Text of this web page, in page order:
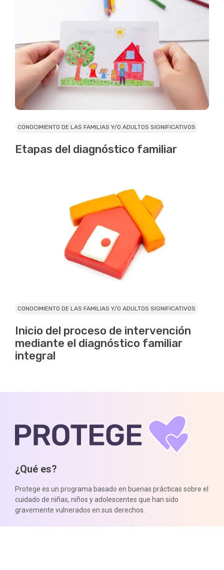
CONOCIMIENTO DE LAS FAMILIAS Y/O ADULTOS SIGNIFICATIVOS
Etapas del diagnóstico familiar
CONOCIMIENTO DE LAS FAMILIAS Y/O ADULTOS SIGNIFICATIVOS
Inicio del proceso de intervención
mediante el diagnóstico familiar
integral
¿Qué es?
Protege es un programa basado en buenas prácticas sobre el
cuidado de niñas, niños y adolescentes que han sido
gravemente vulnerados en sus derechos.